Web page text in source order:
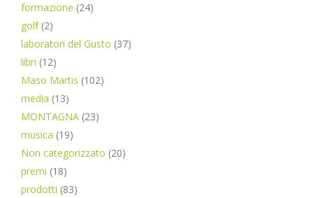
formazione (24)
golf(2)
laboratori del Gusto (37)
libri (12)
Maso Martis (102)
media (13)
MONTAGNA (23)
musica (19)
Non categorizzato (20)
premi (18)
prodotti (83)